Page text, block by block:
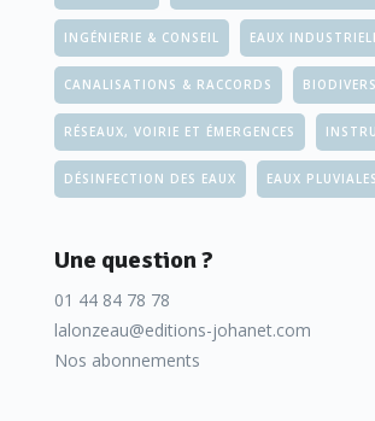
INGÉNIERIE & CONSEIL EAUX
CANALISATIONS & RACCORDS
RÉSEAUX, VOIRIE ET ÉMERGENCES
DÉSINFECTION DES EAUX EAUX PLUVIALES
Une question ?
01 44 84 78 78
lalonzeau@editions-johanet.com
Nos abonnements